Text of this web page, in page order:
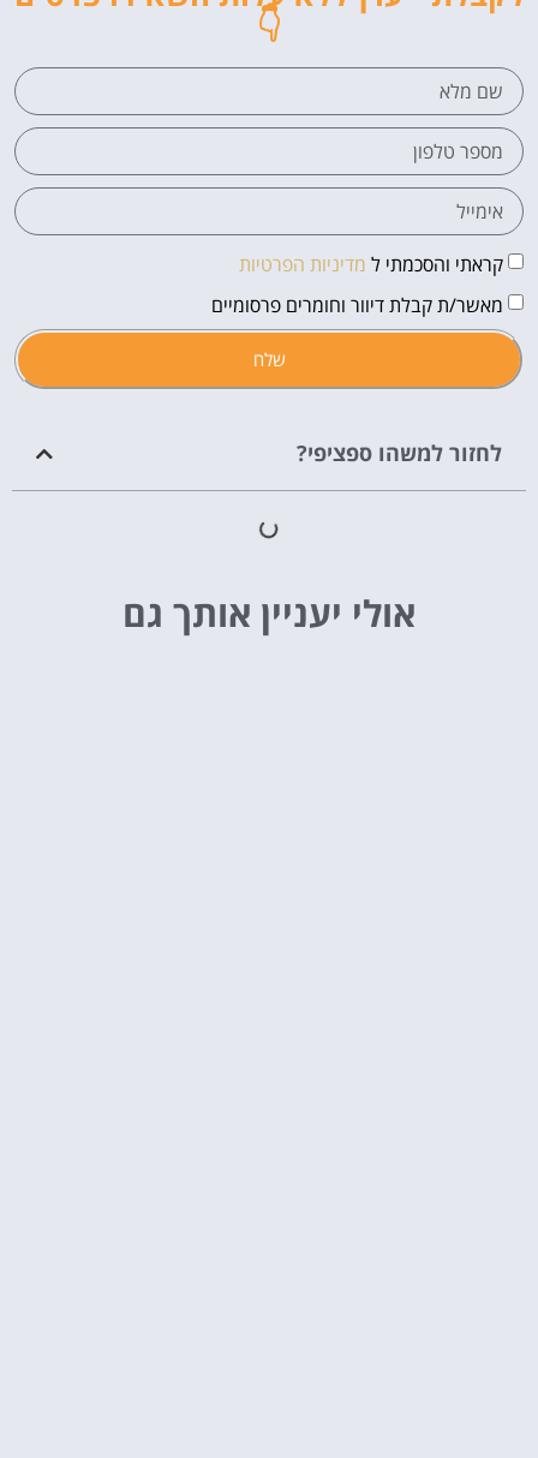
👇
קראתי והסכמתי ל מדיניות הפרטיות
מאשר/ת קבלת דיוור וחומרים פרסומיים
שלח
לחזור למשהו ספציפי?
אולי יעניין אותך גם